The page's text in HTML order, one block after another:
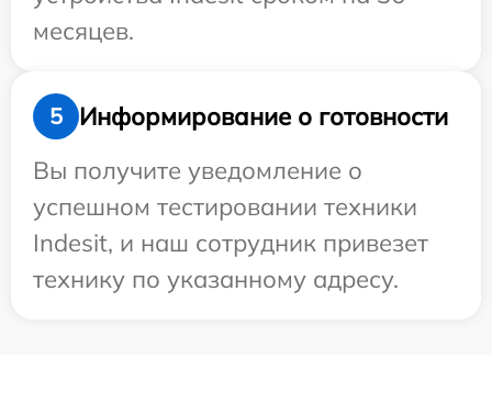
месяцев.
5
Информирование о готовности
Вы получите уведомление о
успешном тестировании техники
Indesit, и наш сотрудник привезет
технику по указанному адресу.